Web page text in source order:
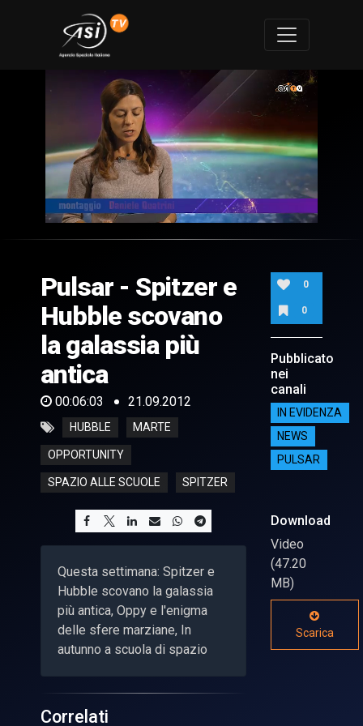
of
3
seconds
Pulsar - Spitzer e
Hubble scovano
la galassia più
antica
00:06:03 21.09.2012
HUBBLE MARTE
OPPORTUNITY
SPAZIO ALLE SCUOLE SPITZER
Questa settimana: Spitzer e
Hubble scovano la galassia
più antica, Oppy e l'enigma
delle sfere marziane, In
autunno a scuola di spazio
0
0
Pubblicato
nei
canali
IN EVIDENZA
NEWS
PULSAR
Download
Video
(47.20
MB)
Scarica
Correlati